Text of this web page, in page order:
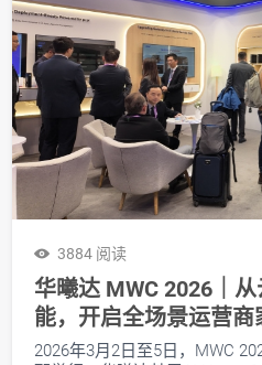
3884 阅读
华曦达 MWC 2026｜
能，开启全场景运营商
级
2026年3月2日至5日，MWC